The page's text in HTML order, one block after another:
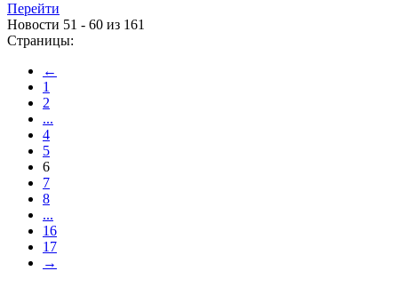
Перейти
Новости 51 - 60 из 161
Страницы:
←
1
2
...
4
5
6
7
8
...
16
17
→